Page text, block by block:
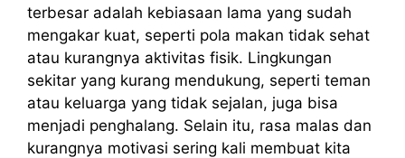
terbesar adalah kebiasaan lama yang sudah
mengakar kuat, seperti pola makan tidak sehat
atau kurangnya aktivitas fisik. Lingkungan
sekitar yang kurang mendukung, seperti teman
atau keluarga yang tidak sejalan, juga bisa
menjadi penghalang. Selain itu, rasa malas dan
kurangnya motivasi sering kali membuat kita